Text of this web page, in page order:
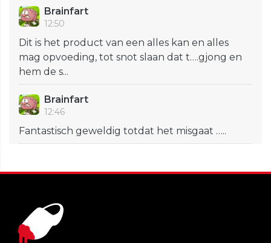
Brainfart
12:50
Dit is het product van een alles kan en alles
mag opvoeding, tot snot slaan dat t….gjong en
hem de s...
Brainfart
12:46
Fantastisch geweldig totdat het misgaat …..